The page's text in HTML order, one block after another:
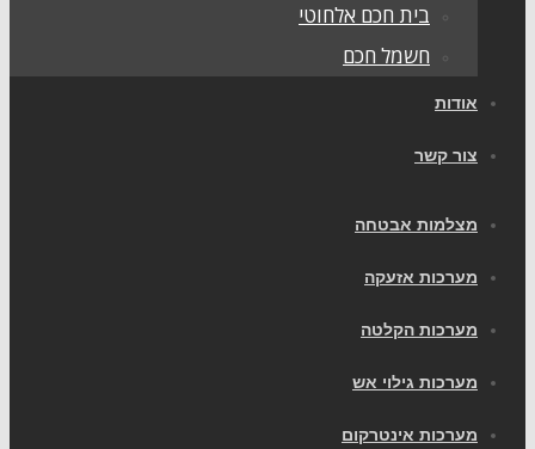
בית חכם אלחוטי
חשמל חכם
קשר
אבטחה
אזעקה
הקלטה
גילוי אש
אינטרקום